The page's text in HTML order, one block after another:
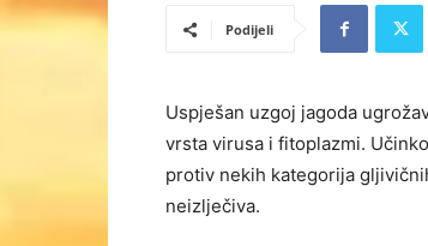
Podijeli
Uspješan uzgoj jagoda
vrsta virusa i fitoplazmi.
protiv nekih kategorija
neizlječiva.